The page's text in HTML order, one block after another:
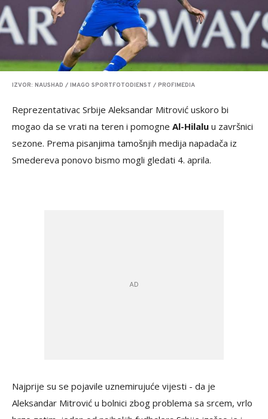
IZVOR: NAUSHAD / IMAGO SPORTFOTODIENST / PROFIMEDIA
Reprezentativac Srbije Aleksandar Mitrović uskoro bi
mogao da se vrati na teren i pomogne Al-Hilalu u završnici
sezone. Prema pisanjima tamošnjih medija napadača iz
Smedereva ponovo bismo mogli gledati 4. aprila.
Najprije su se pojavile uznemirujuće vijesti - da je
Aleksandar Mitrović u bolnici zbog problema sa srcem, vrlo